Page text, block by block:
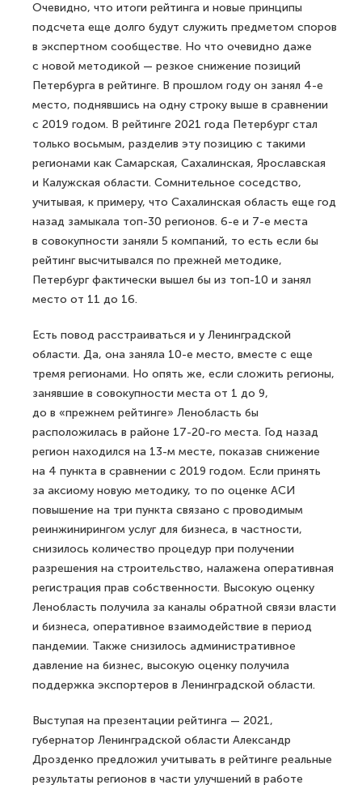
Очевидно, что итоги рейтинга и новые принципы
подсчета еще долго будут служить предметом споров
в экспертном сообществе. Но что очевидно даже
с новой методикой — резкое снижение позиций
Петербурга в рейтинге. В прошлом году он занял 4-е
место, поднявшись на одну строку выше в сравнении
с 2019 годом. В рейтинге 2021 года Петербург стал
только восьмым, разделив эту позицию с такими
регионами как Самарская, Сахалинская, Ярославская
и Калужская области. Сомнительное соседство,
учитывая, к примеру, что Сахалинская область еще год
назад замыкала топ-30 регионов. 6-е и 7-е места
в совокупности заняли 5 компаний, то есть если бы
рейтинг высчитывался по прежней методике,
Петербург фактически вышел бы из топ-10 и занял
место от 11 до 16.
Есть повод расстраиваться и у Ленинградской
области. Да, она заняла 10-е место, вместе с еще
тремя регионами. Но опять же, если сложить регионы,
занявшие в совокупности места от 1 до 9,
до в «прежнем рейтинге» Ленобласть бы
расположилась в районе 17-20-го места. Год назад
регион находился на 13-м месте, показав снижение
на 4 пункта в сравнении с 2019 годом. Если принять
за аксиому новую методику, то по оценке АСИ
повышение на три пункта связано с проводимым
реинжинирингом услуг для бизнеса, в частности,
снизилось количество процедур при получении
разрешения на строительство, налажена оперативная
регистрация прав собственности. Высокую оценку
Ленобласть получила за каналы обратной связи власти
и бизнеса, оперативное взаимодействие в период
пандемии. Также снизилось административное
давление на бизнес, высокую оценку получила
поддержка экспортеров в Ленинградской области.
Выступая на презентации рейтинга — 2021,
губернатор Ленинградской области Александр
Дрозденко предложил учитывать в рейтинге реальные
результаты регионов в части улучшений в работе